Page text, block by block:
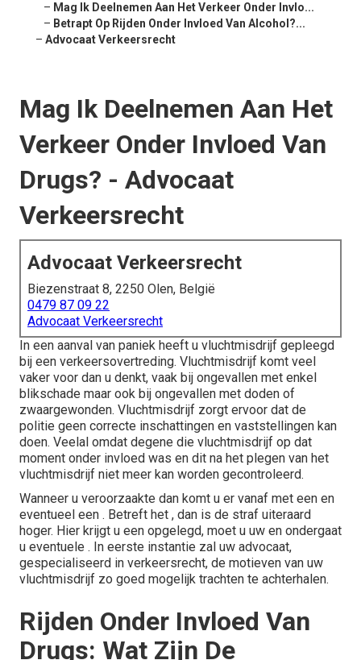
– Mag Ik Deelnemen Aan Het Verkeer Onder Invlo...
– Betrapt Op Rijden Onder Invloed Van Alcohol?...
– Advocaat Verkeersrecht
Mag Ik Deelnemen Aan Het
Verkeer Onder Invloed Van
Drugs? - Advocaat
Verkeersrecht
Advocaat Verkeersrecht
Biezenstraat 8, 2250 Olen, België
0479 87 09 22
Advocaat Verkeersrecht
In een aanval van paniek heeft u vluchtmisdrijf gepleegd
bij een verkeersovertreding. Vluchtmisdrijf komt veel
vaker voor dan u denkt, vaak bij ongevallen met enkel
blikschade maar ook bij ongevallen met doden of
zwaargewonden. Vluchtmisdrijf zorgt ervoor dat de
politie geen correcte inschattingen en vaststellingen kan
doen. Veelal omdat degene die vluchtmisdrijf op dat
moment onder invloed was en dit na het plegen van het
vluchtmisdrijf niet meer kan worden gecontroleerd.
Wanneer u veroorzaakte dan komt u er vanaf met een en
eventueel een . Betreft het , dan is de straf uiteraard
hoger. Hier krijgt u een opgelegd, moet u uw en ondergaat
u eventuele . In eerste instantie zal uw advocaat,
gespecialiseerd in verkeersrecht, de motieven van uw
vluchtmisdrijf zo goed mogelijk trachten te achterhalen.
Rijden Onder Invloed Van
Drugs: Wat Zijn De